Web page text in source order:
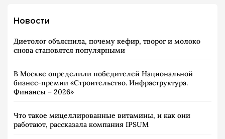
Новости
Диетолог объяснила, почему кефир, творог и молоко
снова становятся популярными
В Москве определили победителей Национальной
бизнес-премии «Строительство. Инфраструктура.
Финансы – 2026»
Что такое мицеллированные витамины, и как они
работают, рассказала компания IPSUM